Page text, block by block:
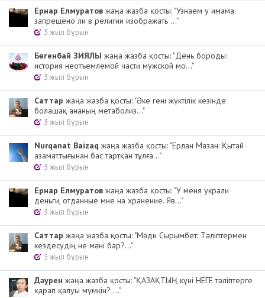
Ернар Елмуратов жаңа жазба қосты: "Узнаем у имама:
запрещено ли в религии изображать ..."
3 жыл бұрын
Бөгенбай ЗИЯЛЫ жаңа жазба қосты: "День бороды:
история неотъемлемой части мужской мо..."
3 жыл бұрын
Cаттар жаңа жазба қосты: "Әке гені жүктілік кезінде
болашақ ананың метаболиз..."
3 жыл бұрын
Nurqanat Baizaq жаңа жазба қосты: "Ерлан Мазан: Қытай
азаматтығынан бас тартқан тұлға..."
3 жыл бұрын
Ернар Елмуратов жаңа жазба қосты: "У меня украли
деньги, отданные мне на хранение. Яв..."
3 жыл бұрын
Cаттар жаңа жазба қосты: "Мәди Сырымбет: Тәліптермен
кездесудің не мәні бар?..."
3 жыл бұрын
Дәурен жаңа жазба қосты: "ҚАЗАҚТЫҢ күні НЕГЕ тәліптерге
қарап қалуы мүмкін? ..."